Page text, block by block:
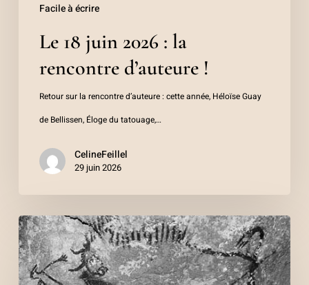
Facile à écrire
Le 18 juin 2026 : la
rencontre d’auteure !
Retour sur la rencontre d’auteure : cette année, Héloïse Guay
de Bellissen, Éloge du tatouage,…
CelineFeillel
29 juin 2026
Du
rock
dans